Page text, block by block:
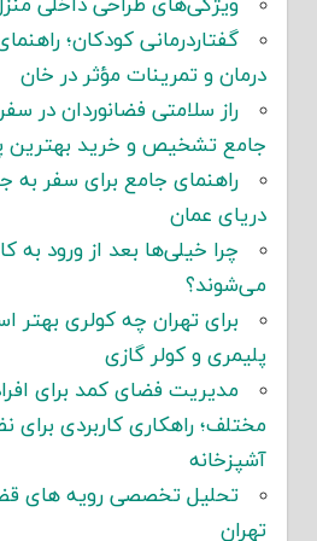
ویژگی‌های طراحی داخلی
گفتاردرمانی کودکان؛
درمان و تمرینات مؤثر در خان
راز سلامتی فضانوردان در
جامع تشخیص و خرید بهترین
راهنمای جامع برای سفر به
دریای عمان
چرا خیلی‌ها بعد از ورود به
می‌شوند؟
برای تهران چه کولری بهتر
پلیمری و کولر گازی
مدیریت فضای کمد برای
مختلف؛ راهکاری کاربردی برای
آشپزخانه
تحلیل تخصصی رویه های
تهران